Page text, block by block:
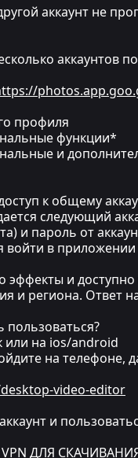
аккаунт не
аккаунтов
профиля
функции*
и
к общему
следующий
и пароль от
войти в
эффекты и доступно
и региона. Ответ
пользоваться?
или на ios/android
на телефоне,
video-editor
и
VPN ДЛЯ